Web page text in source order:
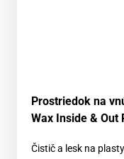
Prostriedok na
Wax Inside & Out
Čistič a lesk na plasty